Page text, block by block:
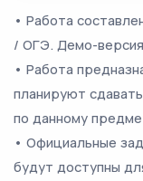
• Работа
/ ОГЭ. Демо-версия
• Работа
планируют
по данному
• Официальные
будут доступны